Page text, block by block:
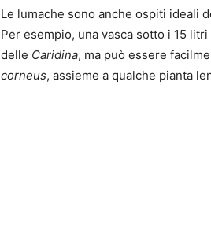
Le lumache sono anche ospiti ideali
Per esempio, una vasca sotto i 15
delle Caridina, ma può essere
corneus, assieme a qualche pianta